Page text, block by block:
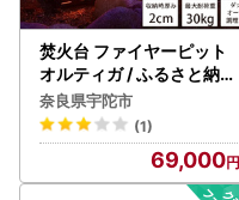
焚火台 ファイヤーピット
オルティガ / ふるさと納税
癒し オシャレ空間 キャン
プ BBQ バーベキュー 用具
炭火 ピッツバーグ アウト
ドア スチール ワークス 焼
肉 ステーキ 鉄板焼 送料無
奈良県宇陀市
(1)
69,000